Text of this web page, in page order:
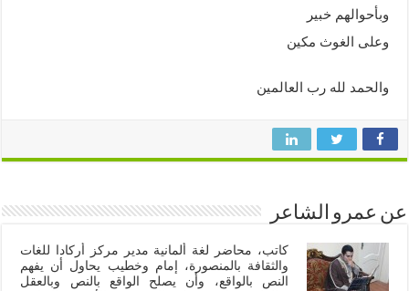
وبأحوالهم خبير
وعلى الغوث مكين
والحمد لله رب العالمين
عن عمرو الشاعر
كاتب، محاضر لغة ألمانية مدير مركز أركادا للغات
والثقافة بالمنصورة، إمام وخطيب يحاول أن يفهم
النص بالواقع، وأن يصلح الواقع بالنص وبالعقل